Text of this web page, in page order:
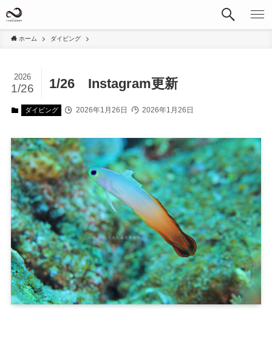
ホーム ダイビング
1/26 Instagram更新
2026
1/26
ダイビング 2026年1月26日 2026年1月26日